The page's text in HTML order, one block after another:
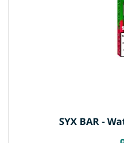
SYX BAR -